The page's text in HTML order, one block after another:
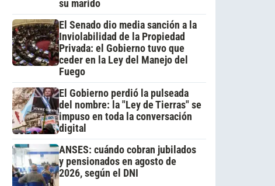
su marido
El Senado dio media sanción a la
Inviolabilidad de la Propiedad
Privada: el Gobierno tuvo que
ceder en la Ley del Manejo del
Fuego
El Gobierno perdió la pulseada
del nombre: la "Ley de Tierras" se
impuso en toda la conversación
digital
ANSES: cuándo cobran jubilados
y pensionados en agosto de
2026, según el DNI